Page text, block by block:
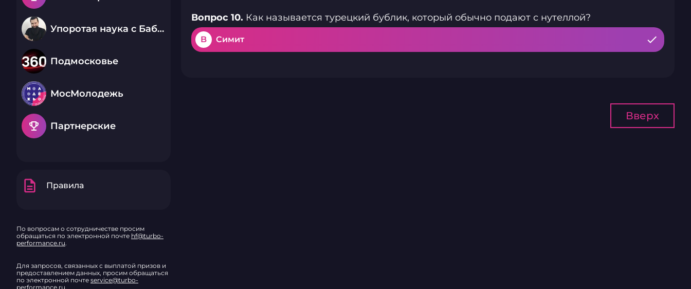
Упоротая наука с Бабаем Лютым
Подмосковье
МосМолодежь
emoji_events Партнерские
description Правила
По вопросам о сотрудничестве просим
обращаться по электронной почте hf@turbo-
performance.ru.
Для запросов, связанных с выплатой призов и
предоставлением данных, просим обращаться
по электронной почте service@turbo-
performance.ru.
Вопрос 10. Как называется турецкий бублик, который обычно подают с нутеллой?
B Симит
Вверх